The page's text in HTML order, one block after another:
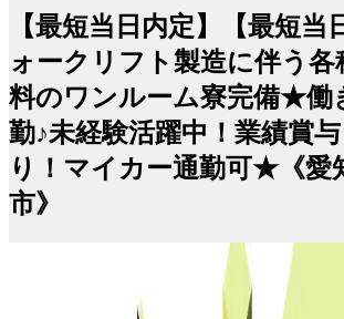
【最短当日内定】【最短当
ォークリフト製造に伴う各
料のワンルーム寮完備★働
勤♪未経験活躍中！業績賞
り！マイカー通勤可★《愛
市》